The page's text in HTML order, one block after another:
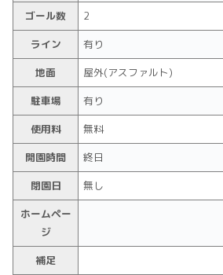
ゴール数
2
ライン
有り
地面
屋外(アスファルト)
駐車場
有り
使用料
無料
開園時間
終日
閉園日
無し
ホームペー
ジ
補足